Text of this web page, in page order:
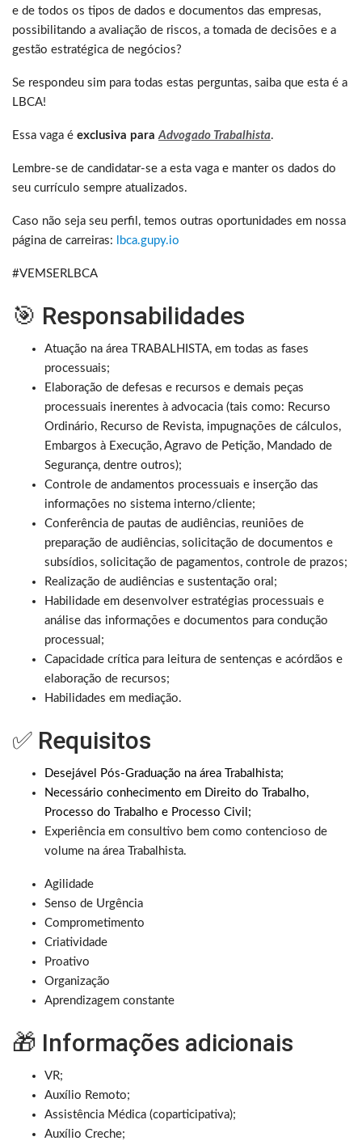
e de todos os tipos de dados e documentos das empresas,
possibilitando a avaliação de riscos, a tomada de decisões e a
gestão estratégica de negócios?
Se respondeu sim para todas estas perguntas, saiba que esta é a
LBCA!
Essa vaga é exclusiva para Advogado Trabalhista.
Lembre-se de candidatar-se a esta vaga e manter os dados do
seu currículo sempre atualizados.
Caso não seja seu perfil, temos outras oportunidades em nossa
página de carreiras:
lbca.gupy.io
#VEMSERLBCA
🎯 Responsabilidades
Atuação na área TRABALHISTA, em todas as fases
processuais;
Elaboração de defesas e recursos e demais peças
processuais inerentes à advocacia (tais como: Recurso
Ordinário, Recurso de Revista, impugnações de cálculos,
Embargos à Execução, Agravo de Petição, Mandado de
Segurança, dentre outros);
Controle de andamentos processuais e inserção das
informações no sistema interno/cliente;
Conferência de pautas de audiências, reuniões de
preparação de audiências, solicitação de documentos e
subsídios, solicitação de pagamentos, controle de prazos;
Realização de audiências e sustentação oral;
Habilidade em desenvolver estratégias processuais e
análise das informações e documentos para condução
processual;
Capacidade crítica para leitura de sentenças e acórdãos e
elaboração de recursos;
Habilidades em mediação.
✅ Requisitos
Desejável Pós-Graduação na área Trabalhista;
Necessário conhecimento em Direito do Trabalho,
Processo do Trabalho e Processo Civil;
Experiência em consultivo bem como contencioso de
volume na área Trabalhista.
Agilidade
Senso de Urgência
Comprometimento
Criatividade
Proativo
Organização
Aprendizagem constante
🎁 Informações adicionais
VR;
Auxílio Remoto;
Assistência Médica (coparticipativa);
Auxílio Creche;